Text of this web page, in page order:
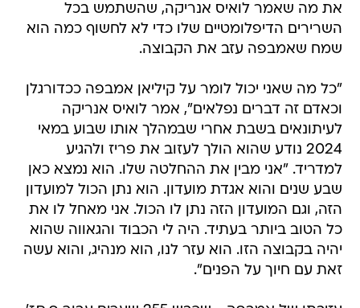
את מה שאמר לואיס אנריקה, שהשתמש בכל
השרירים הדיפלומטיים שלו כדי לא לחשוף כמה הוא
שמח שאמבפה עזב את הקבוצה.
"כל מה שאני יכול לומר על קיליאן אמבפה ככדורגלן
וכאדם זה דברים נפלאים", אמר לואיס אנריקה
לעיתונאים בשבת אחרי שבמהלך אותו שבוע במאי
2024 נודע שהוא הולך לעזוב את פריז ולהגיע
למדריד. "אני מבין את ההחלטה שלו. הוא נמצא כאן
שבע שנים והוא אגדת מועדון. הוא נתן הכול למועדון
הזה, וגם המועדון הזה נתן לו הכול. אני מאחל לו את
כל הטוב ביותר בעתיד. היה לי הכבוד והגאווה שהוא
יהיה בקבוצה הזו. הוא עזר לנו, הוא מנהיג, והוא עשה
זאת עם חיוך על הפנים".